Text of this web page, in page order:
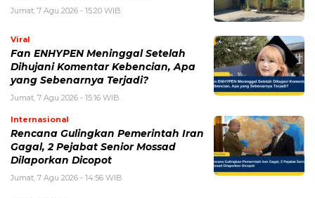
Jumat, 7 Agu 2026 - 15:20 WIB
Viral
Fan ENHYPEN Meninggal Setelah
Dihujani Komentar Kebencian, Apa
yang Sebenarnya Terjadi?
Jumat, 7 Agu 2026 - 15:16 WIB
Internasional
Rencana Gulingkan Pemerintah Iran
Gagal, 2 Pejabat Senior Mossad
Dilaporkan Dicopot
Jumat, 7 Agu 2026 - 14:56 WIB